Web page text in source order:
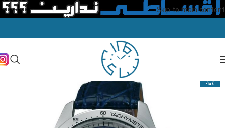
Skip to main content
-10%